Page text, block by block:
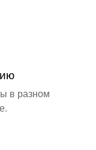
в разном